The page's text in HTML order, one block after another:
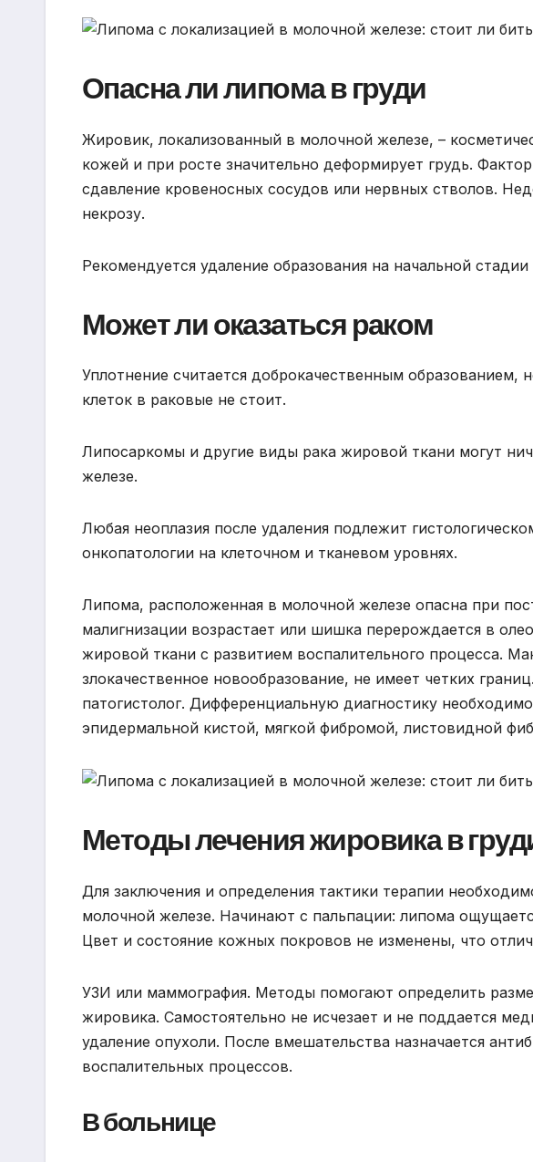
Опасна ли липома в груди
Жировик, локализованный в молочной железе, –
кожей и при росте значительно деформирует грудь.
сдавление кровеносных сосудов или нервных стволов.
некрозу.
Рекомендуется удаление образования на начальной стадии
Может ли оказаться раком
Уплотнение считается доброкачественным образованием,
клеток в раковые не стоит.
Липосаркомы и другие виды рака жировой ткани могут
железе.
Любая неоплазия после удаления подлежит
онкопатологии на клеточном и тканевом уровнях.
Липома, расположенная в молочной железе опасна при
малигнизации возрастает или шишка перерождается в
жировой ткани с развитием воспалительного процесса.
злокачественное новообразование, не имеет четких
патогистолог. Дифференциальную диагностику
эпидермальной кистой, мягкой фибромой, листовидной
Методы лечения жировика в
Для заключения и определения тактики терапии
молочной железе. Начинают с пальпации: липома
Цвет и состояние кожных покровов не изменены, что
УЗИ или маммография. Методы помогают определить
жировика. Самостоятельно не исчезает и не поддается
удаление опухоли. После вмешательства назначается
воспалительных процессов.
В больнице